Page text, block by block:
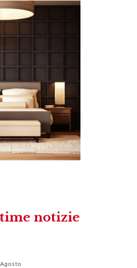
notizie